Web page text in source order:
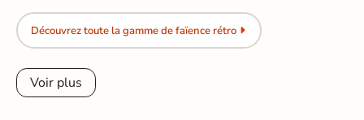
Découvrez toute la gamme de faïence rétro
Voir plus